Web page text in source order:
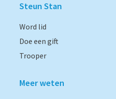
Steun Stan
Word lid
Doe een gift
Trooper
Meer weten